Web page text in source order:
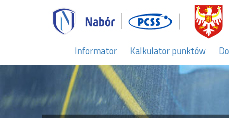
Informator Kalkulator punktów